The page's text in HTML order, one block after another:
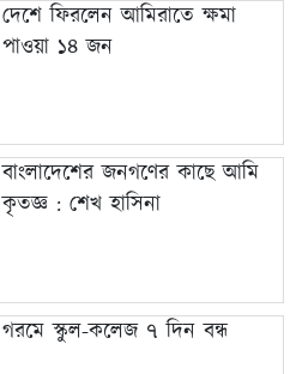
দেশে ফিরলেন আমিরাতে ক্ষমা
পাওয়া ১৪ জন
বাংলাদেশের জনগণের কাছে আমি
কৃতজ্ঞ : শেখ হাসিনা
গরমে স্কুল-কলেজ ৭ দিন বন্ধ